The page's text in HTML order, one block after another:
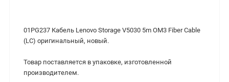
01PG237 Кабель Lenovo Storage V5030 5m OM3 Fiber Cable
(LC) оригинальный, новый.
Товар поставляется в упаковке, изготовленной
производителем.